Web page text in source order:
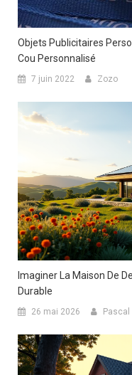
Objets Publicitaires
Cou Personnalisé
7 juin 2022 Zozo
Imaginer La Maison De
Durable
26 mai 2026 Pascal